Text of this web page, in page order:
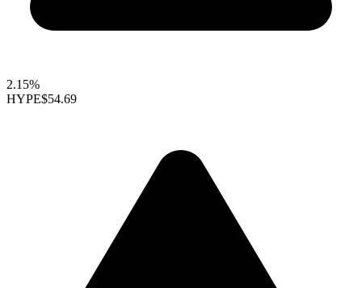
2.15%
HYPE$54.69